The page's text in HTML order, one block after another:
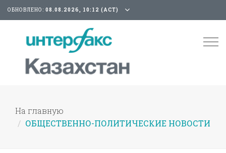
ОБНОВЛЕНО: 08.08.2026, 10:12 (АСТ)
На главную
ОБЩЕСТВЕННО-ПОЛИТИЧЕСКИЕ НОВОСТИ